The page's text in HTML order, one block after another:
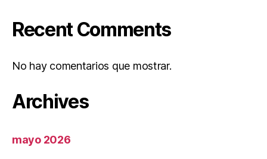
Recent Comments
No hay comentarios que mostrar.
Archives
mayo 2026